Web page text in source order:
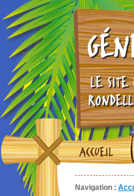
LE SITE
ACCUEIL
Navigation :